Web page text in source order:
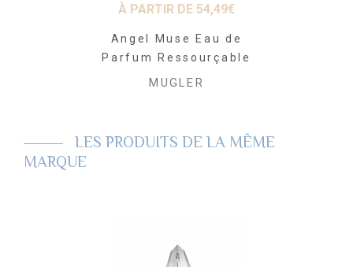
À PARTIR DE 54,49€
Angel Muse Eau de
Parfum Ressourçable
MUGLER
LES PRODUITS DE LA MÊME
MARQUE